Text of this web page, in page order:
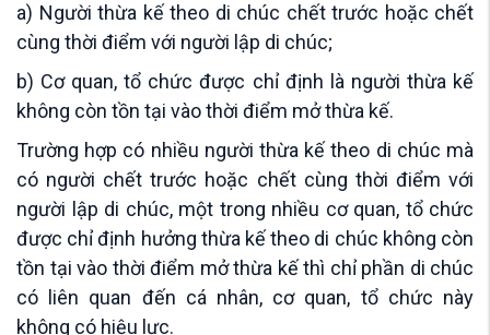
a) Người thừa kế theo di chúc chết trước hoặc chết
cùng thời điểm với người lập di chúc;
b) Cơ quan, tổ chức được chỉ định là người thừa kế
không còn tồn tại vào thời điểm mở thừa kế.
Trường hợp có nhiều người thừa kế theo di chúc mà
có người chết trước hoặc chết cùng thời điểm với
người lập di chúc, một trong nhiều cơ quan, tổ chức
được chỉ định hưởng thừa kế theo di chúc không còn
tồn tại vào thời điểm mở thừa kế thì chỉ phần di chúc
có liên quan đến cá nhân, cơ quan, tổ chức này
không có hiệu lực.